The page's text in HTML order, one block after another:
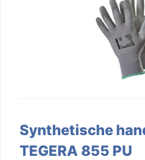
Synthetische
TEGERA 855 PU